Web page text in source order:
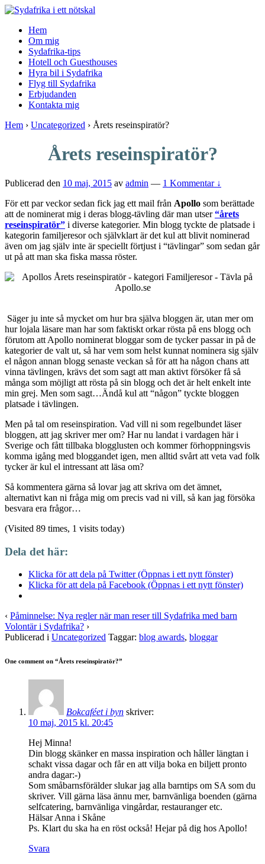
↓
Main
Content
Hem
Om mig
Sydafrika-tips
Hotell och Guesthouses
Hyra bil i Sydafrika
Flyg till Sydafrika
Erbjudanden
Kontakta mig
Hem › Uncategorized › Årets reseinspiratör?
Årets reseinspiratör?
Publicerad den 10 maj, 2015 av admin — 1 Kommentar ↓
För ett par veckor sedan fick jag ett mail från Apollo som berättade
att de nominerat mig i deras blogg-tävling där man utser“årets
reseinspiratör” i diverse kategorier. Min blogg tyckte de platsade i
kategorin familjeresor och självklart är det kul att blivit nominerad
även om jag själv inte är speciellt förtjust i “tävlingar” som sedan går
ut på att man ska fiska massa röster.
Säger ju inte så mycket om hur bra själva bloggen är, utan mer om
hur lojala läsare man har som faktiskt orkar rösta på ens blogg och
förutom att Apollo nominerat bloggar som de tycker passar in på de
kategorier de valt ut, så har vem som helst kunnat nominera sig själv
el någon annan blogg senaste veckan så för att ha någon chans att
vinna tävlingen, krävs det som sagt att man aktivt försöker få så
många som möjligt att rösta på sin blogg och det är helt enkelt inte
min grej. Men som sagt…Ändå kul att “någon” tyckte bloggen
platsade i tävlingen.
Men på tal om reseinspiration. Vad vill ni som regelbundet läser
bloggen, att jag skriver mer om? Har nu landat i vardagen här i
Sverige och fått tillbaka blogglusten och kommer förhoppningsvis
komma igång med bloggandet igen, men alltid svårt att veta vad folk
tycker är kul el intressant att läsa om?
Så kommentera gärna så lovar jag att skriva om det ämnet,
alternativt kan ni fråga mig om precis vad ni vill, så kan jag försöka
besvara era frågor…
(Visited 89 times, 1 visits today)
Dela det här:
Klicka för att dela på Twitter (Öppnas i ett nytt fönster)
Klicka för att dela på Facebook (Öppnas i ett nytt fönster)
‹ Påminnelse: Nya regler när man reser till Sydafrika med barn
Volontär i Sydafrika? ›
Publicerad i Uncategorized Taggar: blog awards, bloggar
One comment on “Årets reseinspiratör?”
Bokcaféet i byn skriver:
10 maj, 2015 kl. 20:45
Hej Minna!
Din blogg skänker en massa inspiration och håller längtan i
schakt vissa dagar och får en att vilja boka en biljett pronto
andra dagar:-)
Som småbarnsförälder slukar jag alla barntips om SA som du
skriver. Vill gärna läsa ännu mer, barnvänliga boenden (gärna
selfcatering, barnvänliga vingårdar, restauranger etc.
Hälsar Anna i Skåne
Ps. Klart du ska ha en röst också! Hejar på dig hos Apollo!
Svara